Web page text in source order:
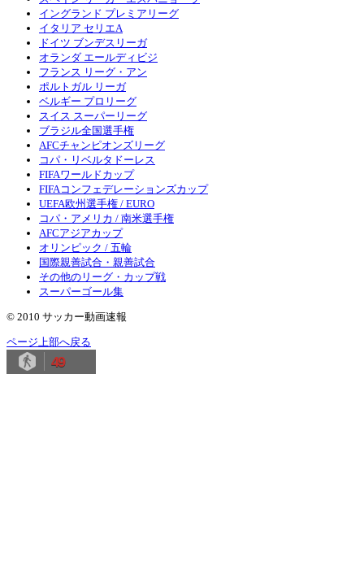
イングランド プレミアリーグ
イタリア セリエA
ドイツ ブンデスリーガ
オランダ エールディビジ
フランス リーグ・アン
ポルトガル リーガ
ベルギー プロリーグ
スイス スーパーリーグ
ブラジル全国選手権
AFCチャンピオンズリーグ
コパ・リベルタドーレス
FIFAワールドカップ
FIFAコンフェデレーションズカップ
UEFA欧州選手権 / EURO
コパ・アメリカ / 南米選手権
AFCアジアカップ
オリンピック / 五輪
国際親善試合・親善試合
その他のリーグ・カップ戦
スーパーゴール集
© 2010 サッカー動画速報
ページ上部へ戻る
49